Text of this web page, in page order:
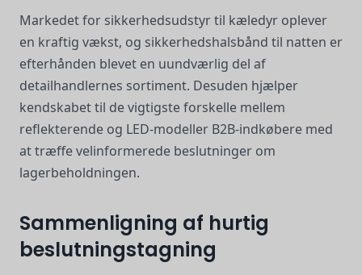
Markedet for sikkerhedsudstyr til kæledyr oplever
en kraftig vækst, og sikkerhedshalsbånd til natten er
efterhånden blevet en uundværlig del af
detailhandlernes sortiment. Desuden hjælper
kendskabet til de vigtigste forskelle mellem
reflekterende og LED-modeller B2B-indkøbere med
at træffe velinformerede beslutninger om
lagerbeholdningen.
Sammenligning af hurtig
beslutningstagning